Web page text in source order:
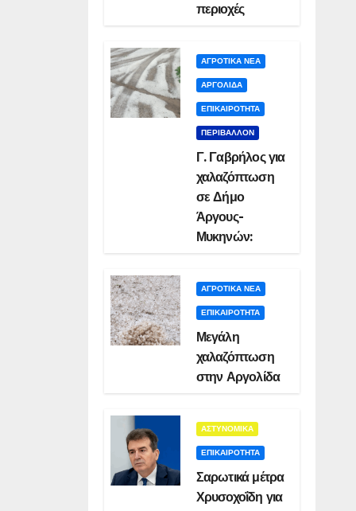
περιοχές
ΑΓΡΟΤΙΚΑ ΝΕΑ
ΑΡΓΟΛΙΔΑ
ΕΠΙΚΑΙΡΟΤΗΤΑ
ΠΕΡΙΒΑΛΛΟΝ
Γ. Γαβρήλος για
χαλαζόπτωση
σε Δήμο
Άργους-
Μυκηνών:
ΑΓΡΟΤΙΚΑ ΝΕΑ
ΕΠΙΚΑΙΡΟΤΗΤΑ
Μεγάλη
χαλαζόπτωση
στην Αργολίδα
ΑΣΤΥΝΟΜΙΚΑ
ΕΠΙΚΑΙΡΟΤΗΤΑ
Σαρωτικά μέτρα
Χρυσοχοΐδη για